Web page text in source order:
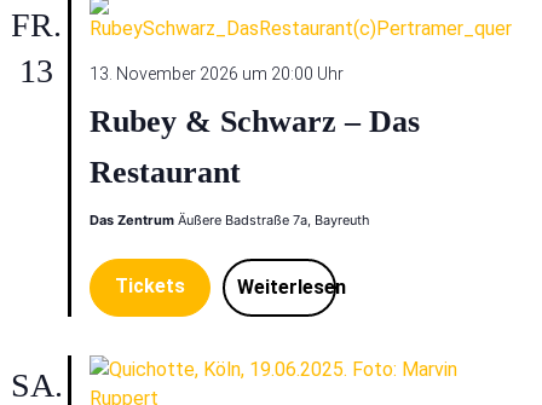
FR.
13
13. November 2026 um 20:00 Uhr
Rubey & Schwarz – Das
Restaurant
Das Zentrum Äußere Badstraße 7a, Bayreuth
Tickets Weiterlesen
SA.